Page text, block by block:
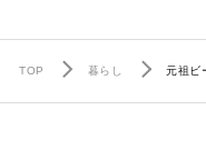
TOP 暮らし 元祖ビ